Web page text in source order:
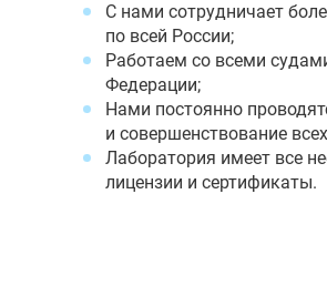
С нами сотрудничает
по всей России;
Работаем со всеми
Федерации;
Нами постоянно
и совершенствование
Лаборатория имеет все
лицензии и сертификаты.